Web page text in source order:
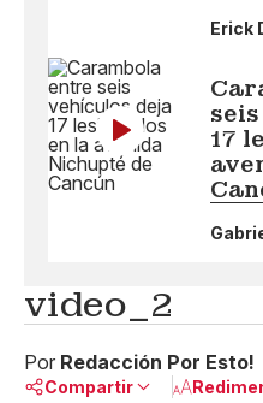
Erick
17
video_2
Por Redacción Por Esto!
Compartir